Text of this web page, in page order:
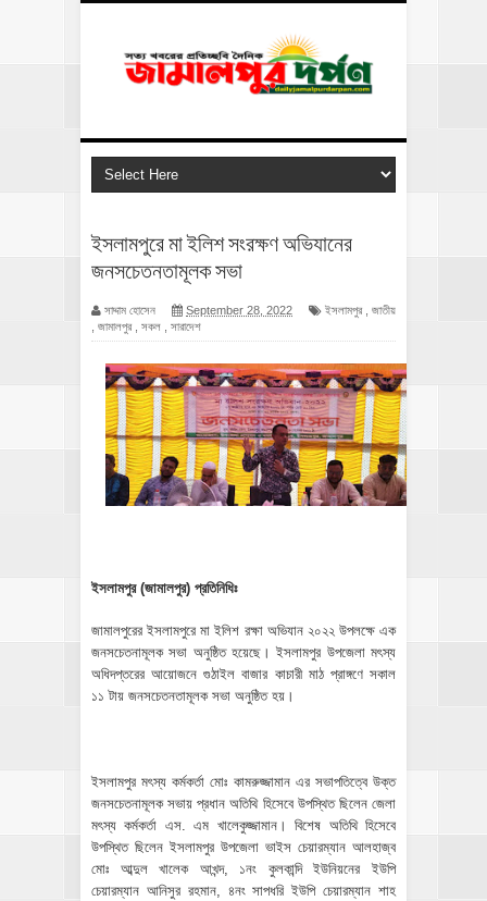
ইসলামপুরে মা ইলিশ সংরক্ষণ অভিযানের
জনসচেতনতামূলক সভা
সাদ্দাম হোসেন September 28, 2022 ইসলামপুর
জাতীয়
জামালপুর সকল সারাদেশ
ইসলামপুর (জামালপুর) প্রতিনিধিঃ
জামালপুরের ইসলামপুরে মা ইলিশ রক্ষা অভিযান ২০২২ উপলক্ষে এক
জনসচেতনামূলক সভা অনুষ্ঠিত হয়েছে। ইসলামপুর উপজেলা মৎস্য
অধিদপ্তরের আয়োজনে গুঠাইল বাজার কাচারী মাঠ প্রাঙ্গণে সকাল
১১ টায় জনসচেতনতামূলক সভা অনুষ্ঠিত হয়।
ইসলামপুর মৎস্য কর্মকর্তা মোঃ কামরুজ্জামান এর সভাপতিত্বে উক্ত
জনসচেতনামূলক সভায় প্রধান অতিথি হিসেবে উপস্থিত ছিলেন জেলা
মৎস্য কর্মকর্তা এস. এম খালেকুজ্জামান। বিশেষ অতিথি হিসেবে
উপস্থিত ছিলেন ইসলামপুর উপজেলা ভাইস চেয়ারম্যান আলহাজ্ব
মোঃ আব্দুল খালেক আখন্দ, ১নং কুলকান্দি ইউনিয়নের ইউপি
চেয়ারম্যান আনিসুর রহমান, ৪নং সাপধরি ইউপি চেয়ারম্যান শাহ